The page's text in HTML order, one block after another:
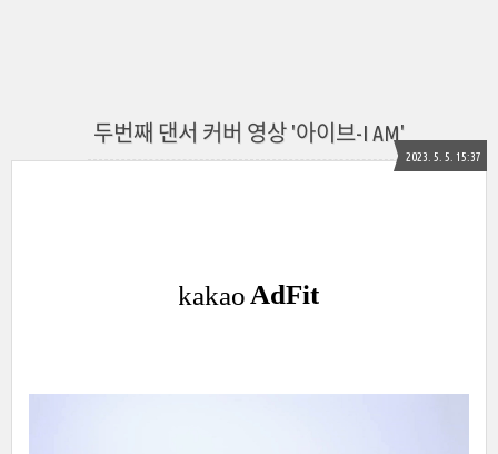
두번째 댄서 커버 영상 '아이브-I AM'
2023. 5. 5. 15:37